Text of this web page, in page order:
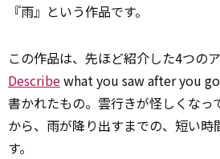
『雨』という作品です。
この作品は、先ほど紹介した4つの
Describewhat you saw after you
書かれたもの。雲行きが怪しくなっ
から、雨が降り出すまでの、短い時
す。